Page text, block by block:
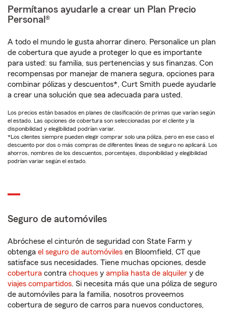
Permítanos ayudarle a crear un Plan Precio
Personal®
A todo el mundo le gusta ahorrar dinero. Personalice un plan
de cobertura que ayude a proteger lo que es importante
para usted: su familia, sus pertenencias y sus finanzas. Con
recompensas por manejar de manera segura, opciones para
combinar pólizas y descuentos*, Curt Smith puede ayudarle
a crear una solución que sea adecuada para usted.
Los precios están basados en planes de clasificación de primas que varían según
el estado. Las opciones de cobertura son seleccionadas por el cliente y la
disponibilidad y elegibilidad podrían variar.
*Los clientes siempre pueden elegir comprar solo una póliza, pero en ese caso el
descuento por dos o más compras de diferentes líneas de seguro no aplicará. Los
ahorros, nombres de los descuentos, porcentajes, disponibilidad y elegibilidad
podrían variar según el estado.
Seguro de automóviles
Abróchese el cinturón de seguridad con State Farm y
obtenga el seguro de automóviles en Bloomfield, CT que
satisface sus necesidades. Tiene muchas opciones, desde
cobertura contra choques y amplia hasta de alquiler y de
viajes compartidos. Si necesita más que una póliza de seguro
de automóviles para la familia, nosotros proveemos
cobertura de seguro de carros para nuevos conductores,